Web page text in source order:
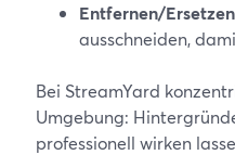
Entfernen/Ersetzen
ausschneiden,
Bei StreamYard
Umgebung:
professionell wirken